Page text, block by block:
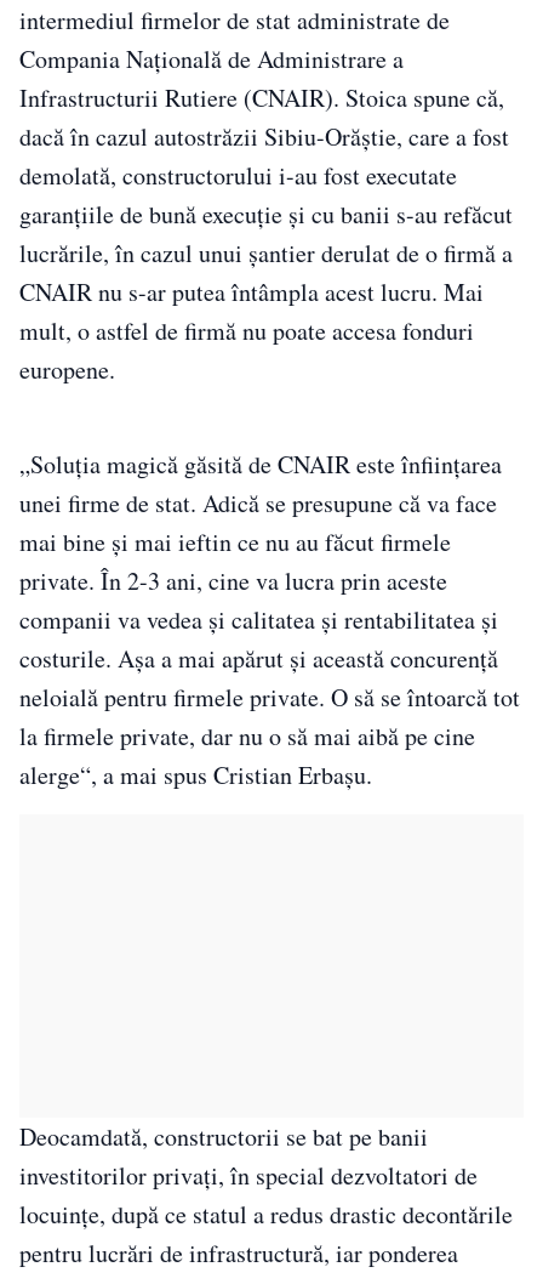
intermediul firmelor de stat administrate de
Compania Naţională de Administrare a
Infrastructurii Rutiere (CNAIR). Stoica spune că,
dacă în cazul autostrăzii Sibiu-Orăştie, care a fost
demolată, constructorului i-au fost executate
garanţiile de bună execuţie şi cu banii s-au refăcut
lucrările, în cazul unui şantier derulat de o firmă a
CNAIR nu s-ar putea întâmpla acest lucru. Mai
mult, o astfel de firmă nu poate accesa fonduri
europene.
„Soluţia magică găsită de CNAIR este înfiinţarea
unei firme de stat. Adică se presupune că va face
mai bine şi mai ieftin ce nu au făcut firmele
private. În 2-3 ani, cine va lucra prin aceste
companii va vedea şi calitatea şi rentabilitatea şi
costurile. Aşa a mai apărut şi această concurenţă
neloială pentru firmele private. O să se întoarcă tot
la firmele private, dar nu o să mai aibă pe cine
alerge“, a mai spus Cristian Erbaşu.
Deocamdată, constructorii se bat pe banii
investitorilor privaţi, în special dezvoltatori de
locuinţe, după ce statul a redus drastic decontările
pentru lucrări de infrastructură, iar ponderea